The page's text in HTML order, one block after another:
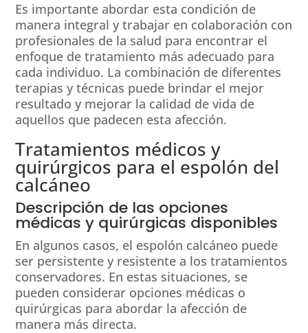
Es importante abordar esta condición de
manera integral y trabajar en colaboración con
profesionales de la salud para encontrar el
enfoque de tratamiento más adecuado para
cada individuo. La combinación de diferentes
terapias y técnicas puede brindar el mejor
resultado y mejorar la calidad de vida de
aquellos que padecen esta afección.
Tratamientos médicos y
quirúrgicos para el espolón del
calcáneo
Descripción de las opciones
médicas y quirúrgicas disponibles
En algunos casos, el espolón calcáneo puede
ser persistente y resistente a los tratamientos
conservadores. En estas situaciones, se
pueden considerar opciones médicas o
quirúrgicas para abordar la afección de
manera más directa.